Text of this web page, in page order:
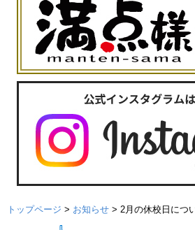
トップページ > お知らせ > 2月の休校日につ